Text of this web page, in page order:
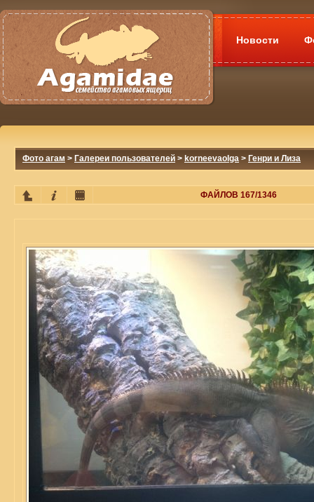
Новости
Фото агам > Галереи пользователей > korneevaolga > Генри и Лиза
ФАЙЛОВ 167/1346